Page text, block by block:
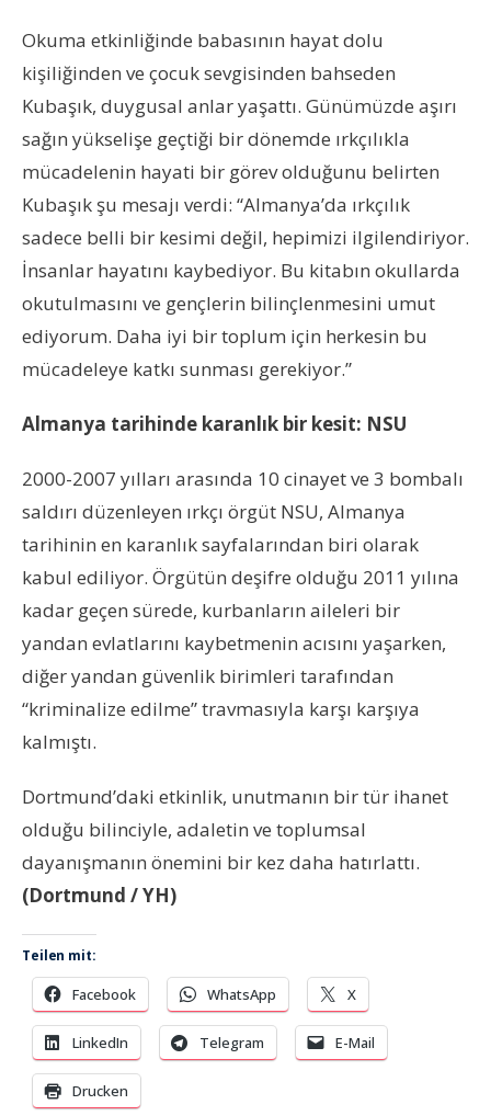
Okuma etkinliğinde babasının hayat dolu
kişiliğinden ve çocuk sevgisinden bahseden
Kubaşık, duygusal anlar yaşattı. Günümüzde aşırı
sağın yükselişe geçtiği bir dönemde ırkçılıkla
mücadelenin hayati bir görev olduğunu belirten
Kubaşık şu mesajı verdi: “Almanya’da ırkçılık
sadece belli bir kesimi değil, hepimizi ilgilendiriyor.
İnsanlar hayatını kaybediyor. Bu kitabın okullarda
okutulmasını ve gençlerin bilinçlenmesini umut
ediyorum. Daha iyi bir toplum için herkesin bu
mücadeleye katkı sunması gerekiyor.”
Almanya tarihinde karanlık bir kesit: NSU
2000-2007 yılları arasında 10 cinayet ve 3 bombalı
saldırı düzenleyen ırkçı örgüt NSU, Almanya
tarihinin en karanlık sayfalarından biri olarak
kabul ediliyor. Örgütün deşifre olduğu 2011 yılına
kadar geçen sürede, kurbanların aileleri bir
yandan evlatlarını kaybetmenin acısını yaşarken,
diğer yandan güvenlik birimleri tarafından
“kriminalize edilme” travmasıyla karşı karşıya
kalmıştı.
Dortmund’daki etkinlik, unutmanın bir tür ihanet
olduğu bilinciyle, adaletin ve toplumsal
dayanışmanın önemini bir kez daha hatırlattı.
(Dortmund / YH)
Teilen mit:
Facebook WhatsApp X
LinkedIn Telegram E-Mail
Drucken